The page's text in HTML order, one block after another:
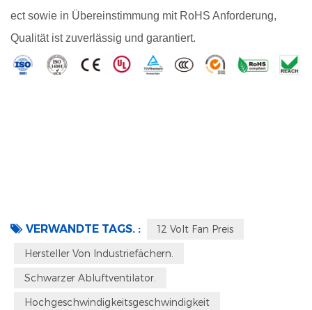
ect sowie in Übereinstimmung mit RoHS Anforderung,
Qualität ist zuverlässig und garantiert.
VERWANDTE TAGS. : 12 Volt Fan Preis
Hersteller Von Industriefächern.
Schwarzer Abluftventilator.
Hochgeschwindigkeitsgeschwindigkeit